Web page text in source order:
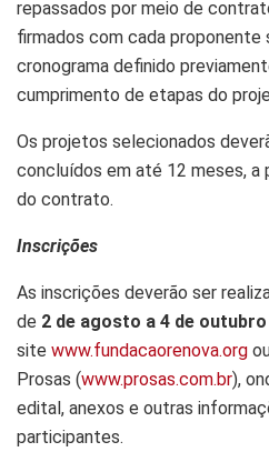
repassados por meio de
firmados com cada proponente
cronograma definido
cumprimento de etapas do
Os projetos selecionados
concluídos em até 12 meses, a
do contrato.
Inscrições
As inscrições deverão ser
de 2 de agosto a 4 de outubro
site www.fundacaorenova.org
Prosas (www.prosas.com.br),
edital, anexos e outras
participantes.